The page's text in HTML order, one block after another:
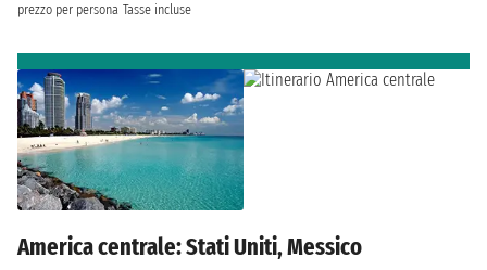
prezzo per persona Tasse incluse
America centrale: Stati Uniti, Messico